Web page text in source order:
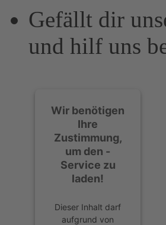
Gefällt dir
und hilf uns
Wir benötigen
Ihre
Zustimmung,
um den -
Service zu
laden!
Dieser Inhalt darf
aufgrund von